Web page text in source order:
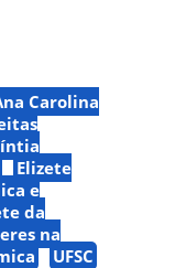
Carolina
Elizete
e
da
na
UFSC